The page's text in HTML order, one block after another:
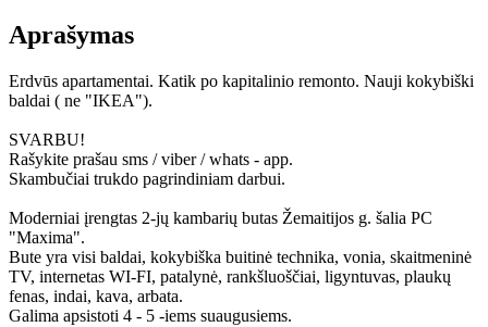
Aprašymas
Erdvūs apartamentai. Katik po kapitalinio remonto. Nauji kokybiški
baldai ( ne "IKEA").
SVARBU!
Rašykite prašau sms / viber / whats - app.
Skambučiai trukdo pagrindiniam darbui.
Moderniai įrengtas 2-jų kambarių butas Žemaitijos g. šalia PC
"Maxima".
Bute yra visi baldai, kokybiška buitinė technika, vonia, skaitmeninė
TV, internetas WI-FI, patalynė, rankšluoščiai, ligyntuvas, plaukų
fenas, indai, kava, arbata.
Galima apsistoti 4 - 5 -iems suaugusiems.